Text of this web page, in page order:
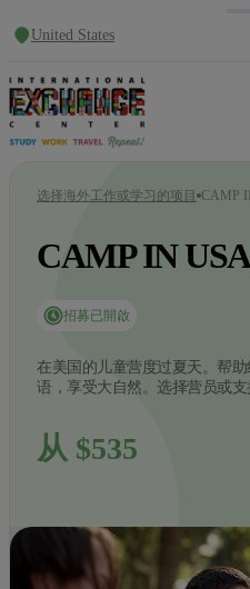
United States
选择海外工作或学习的项目 CAMP
CAMP IN USA
招募已開啟
在美国的儿童营度过夏天。帮
语，享受大自然。选择营员或支
从 $535